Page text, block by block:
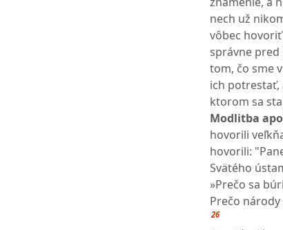
nech už
vôbec hovoriť
správne pred
tom, čo sme
ich potrestať,
ktorom sa
Modlitba
hovorili
hovorili:
Svätého
»Prečo sa
Prečo
26